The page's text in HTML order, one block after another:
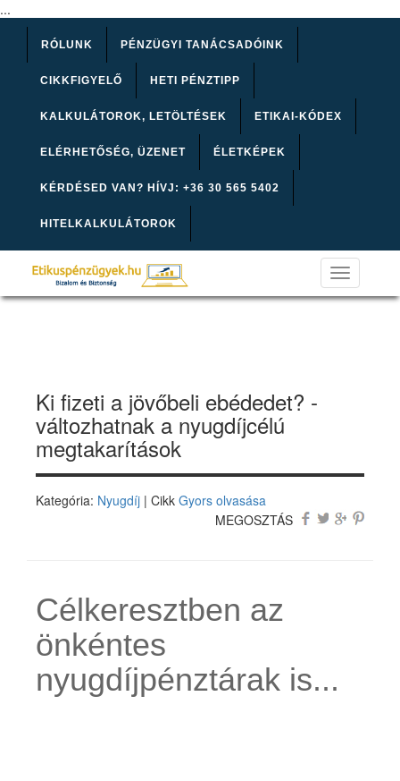
...
RÓLUNK PÉNZÜGYI TANÁCSADÓINK
CIKKFIGYELŐ HETI PÉNZTIPP
KALKULÁTOROK, LETÖLTÉSEK ETIKAI-KÓDEX
ELÉRHETŐSÉG, ÜZENET ÉLETKÉPEK
KÉRDÉSED VAN? HÍVJ: +36 30 565 5402
HITELKALKULÁTOROK
Toggle
navigation
Ki fizeti a jövőbeli ebédedet? -
változhatnak a nyugdíjcélú
megtakarítások
Kategória: Nyugdíj | Cikk Gyors olvasása
MEGOSZTÁS
Célkeresztben az
önkéntes
nyugdíjpénztárak is...